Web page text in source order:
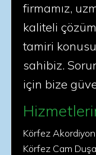
firmamız,
kaliteli
tamiri
sahibiz.
için bize
Körfez
Körfez Cam